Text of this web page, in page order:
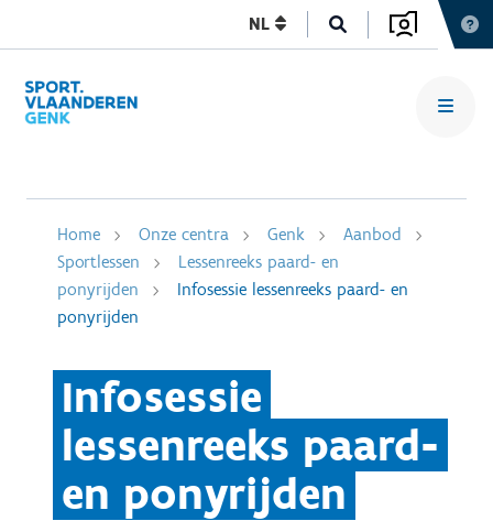
NL
Home Onze centra Genk
Aanbod
Sportlessen
Lessenreeks paard- en
ponyrijden
Infosessie lessenreeks paard- en
ponyrijden
Infosessie
lessenreeks paard-
en ponyrijden